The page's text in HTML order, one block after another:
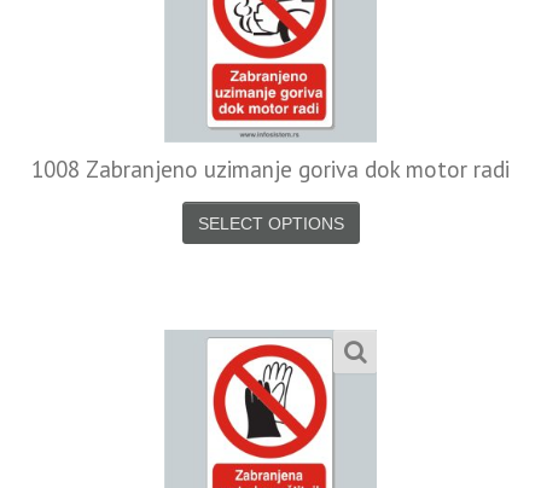
1008 Zabranjeno uzimanje goriva dok motor radi
SELECT OPTIONS